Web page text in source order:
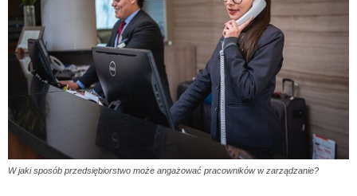
W jaki sposób przedsiębiorstwo może angażować pracowników w zarządzanie?